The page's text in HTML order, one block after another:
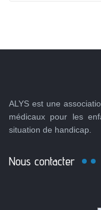
ALYS est une
médicaux pour les
situation de handicap.
Nous contacter